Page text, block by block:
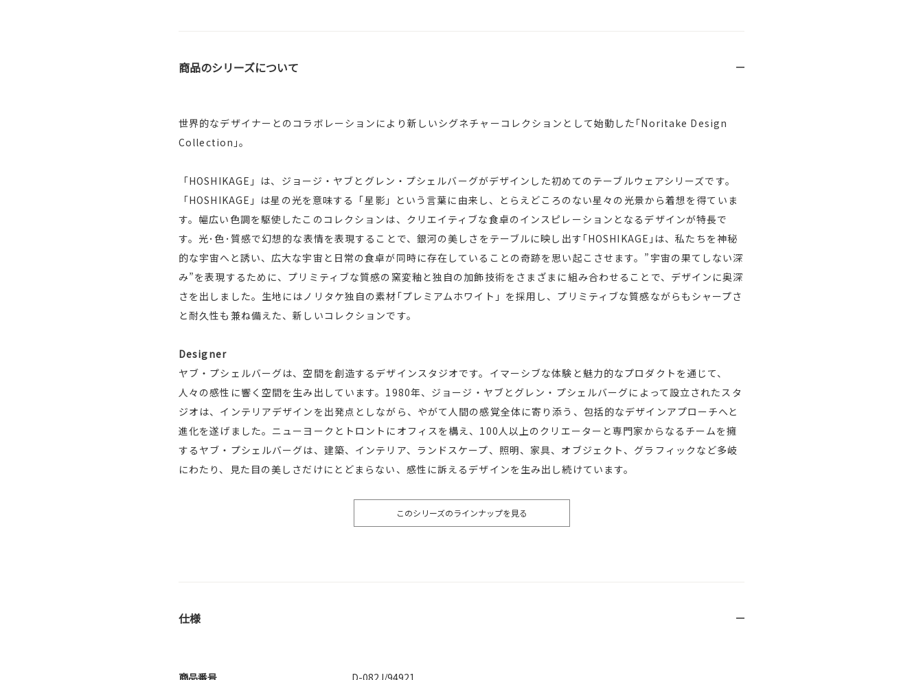
商品のシリーズについて
世界的なデザイナーとのコラボレーションにより新しいシグネチャーコレクションとして始動した｢Noritake Design
Collection｣。
「HOSHIKAGE」は、ジョージ・ヤブとグレン・プシェルバーグがデザインした初めてのテーブルウェアシリーズです。
「HOSHIKAGE」は星の光を意味する「星影」という言葉に由来し、とらえどころのない星々の光景から着想を得ていま
す。幅広い色調を駆使したこのコレクションは、クリエイティブな食卓のインスピレーションとなるデザインが特長で
す。光･色･質感で幻想的な表情を表現することで、銀河の美しさをテーブルに映し出す｢HOSHIKAGE｣は、私たちを神秘
的な宇宙へと誘い、広大な宇宙と日常の食卓が同時に存在していることの奇跡を思い起こさせます。”宇宙の果てしない深
み”を表現するために、プリミティブな質感の窯変釉と独自の加飾技術をさまざまに組み合わせることで、デザインに奥深
さを出しました。生地にはノリタケ独自の素材｢プレミアムホワイト」を採用し、プリミティブな質感ながらもシャープさ
と耐久性も兼ね備えた、新しいコレクションです。
Designer
ヤブ・プシェルバーグは、空間を創造するデザインスタジオです。イマーシブな体験と魅力的なプロダクトを通じて、
人々の感性に響く空間を生み出しています。1980年、ジョージ・ヤブとグレン・プシェルバーグによって設立されたスタ
ジオは、インテリアデザインを出発点としながら、やがて人間の感覚全体に寄り添う、包括的なデザインアプローチへと
進化を遂げました。ニューヨークとトロントにオフィスを構え、100人以上のクリエーターと専門家からなるチームを擁
するヤブ・プシェルバーグは、建築、インテリア、ランドスケープ、照明、家具、オブジェクト、グラフィックなど多岐
にわたり、見た目の美しさだけにとどまらない、感性に訴えるデザインを生み出し続けています。
このシリーズのラインナップを見る
仕様